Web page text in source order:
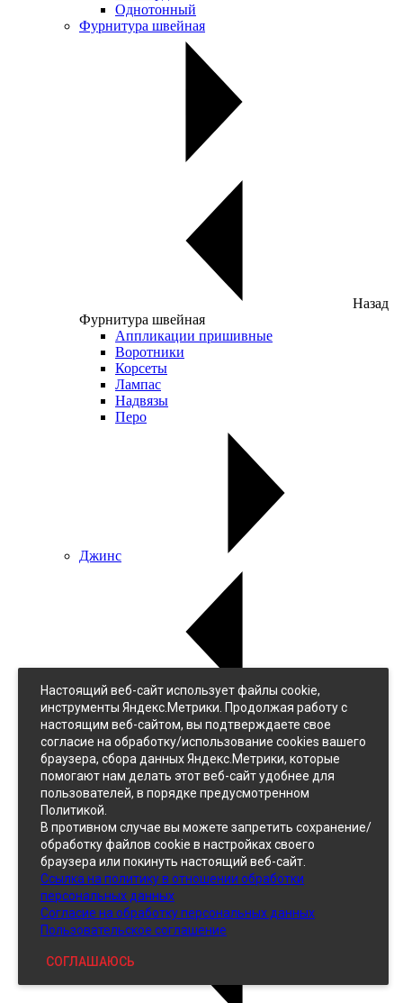
Однотонный
Фурнитура швейная
Назад
Фурнитура швейная
Аппликации пришивные
Воротники
Корсеты
Лампас
Надвязы
Перо
Джинс
Джинс
Однотонный
Принтованный
Кожзам
Настоящий веб-сайт использует файлы cookie,
инструменты Яндекс.Метрики. Продолжая работу с
настоящим веб-сайтом, вы подтверждаете свое
согласие на обработку/использование cookies вашего
браузера, сбора данных Яндекс.Метрики, которые
помогают нам делать этот веб-сайт удобнее для
пользователей, в порядке предусмотренном
Политикой.
В противном случае вы можете запретить сохранение/
обработку файлов cookie в настройках своего
браузера или покинуть настоящий веб-сайт.
Ссылка на политику в отношении обработки
персональных данных
Согласие на обработку персональных данных
Пользовательское соглашение
СОГЛАШАЮСЬ